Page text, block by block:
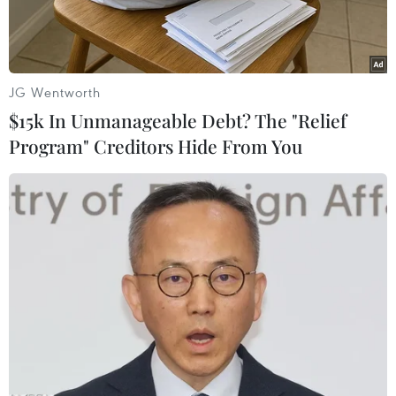
Thứ trưởng Faisal Akdad cho rằng Washington "không quan
tâm đến sự thành công của tiến trình đàm phán hòa bình".
(Ảnh: THX/TTXVN)
Các cuộc đàm phán giữa các đoàn đại biểu của
chính phủ và phe đối lập Syria ngày 28/1 đã sớm
đổ vỡ sau khi Đặc phái viên chung Liên hợp
JG Wentworth
$15k In Unmanageable Debt? The "Relief
Program" Creditors Hide From You